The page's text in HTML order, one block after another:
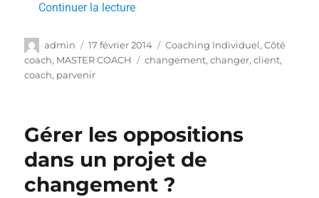
Continuer la lecture
admin 17 février 2014 Coaching Individuel,Côté
coach, MASTER COACH changement,changer,client,
coach, parvenir
Gérer les oppositions
dans un projet de
changement ?